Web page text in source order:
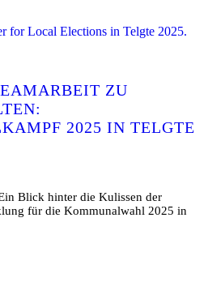
ZU
2025 IN TELGTE
Blick hinter die Kulissen der
für die Kommunalwahl 2025 in